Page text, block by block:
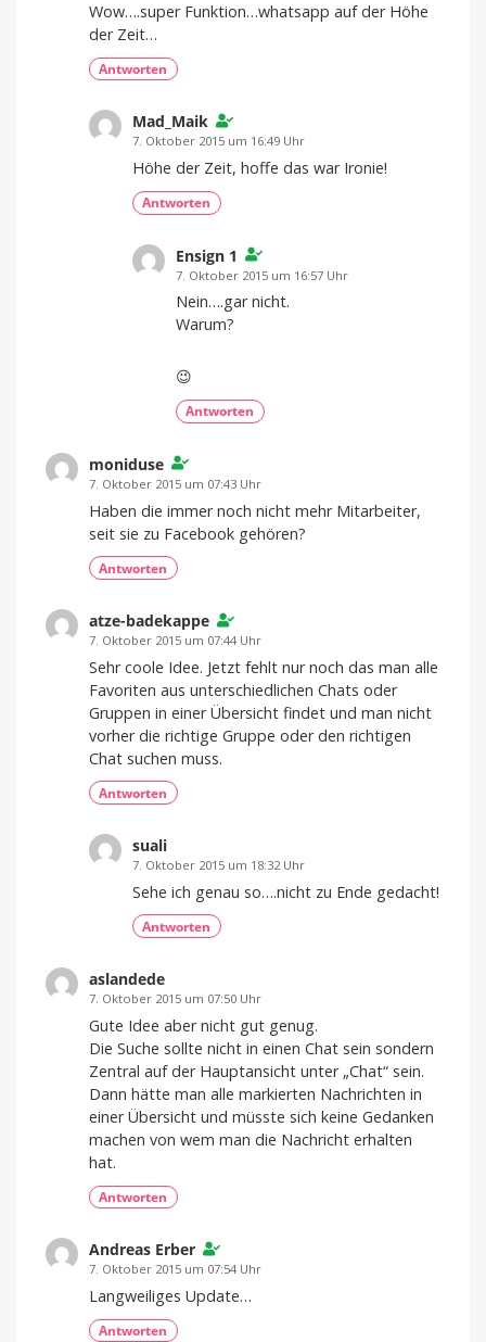
Wow….super Funktion…whatsapp auf der Höhe
der Zeit…
Antworten
Mad_Maik
7. Oktober 2015 um 16:49 Uhr
Höhe der Zeit, hoffe das war Ironie!
Antworten
Ensign 1
7. Oktober 2015 um 16:57 Uhr
Nein….gar nicht.
Warum?
😉
Antworten
moniduse
7. Oktober 2015 um 07:43 Uhr
Haben die immer noch nicht mehr Mitarbeiter,
seit sie zu Facebook gehören?
Antworten
atze-badekappe
7. Oktober 2015 um 07:44 Uhr
Sehr coole Idee. Jetzt fehlt nur noch das man alle
Favoriten aus unterschiedlichen Chats oder
Gruppen in einer Übersicht findet und man nicht
vorher die richtige Gruppe oder den richtigen
Chat suchen muss.
Antworten
suali
7. Oktober 2015 um 18:32 Uhr
Sehe ich genau so….nicht zu Ende gedacht!
Antworten
aslandede
7. Oktober 2015 um 07:50 Uhr
Gute Idee aber nicht gut genug.
Die Suche sollte nicht in einen Chat sein sondern
Zentral auf der Hauptansicht unter „Chat“ sein.
Dann hätte man alle markierten Nachrichten in
einer Übersicht und müsste sich keine Gedanken
machen von wem man die Nachricht erhalten
hat.
Antworten
Andreas Erber
7. Oktober 2015 um 07:54 Uhr
Langweiliges Update…
Antworten